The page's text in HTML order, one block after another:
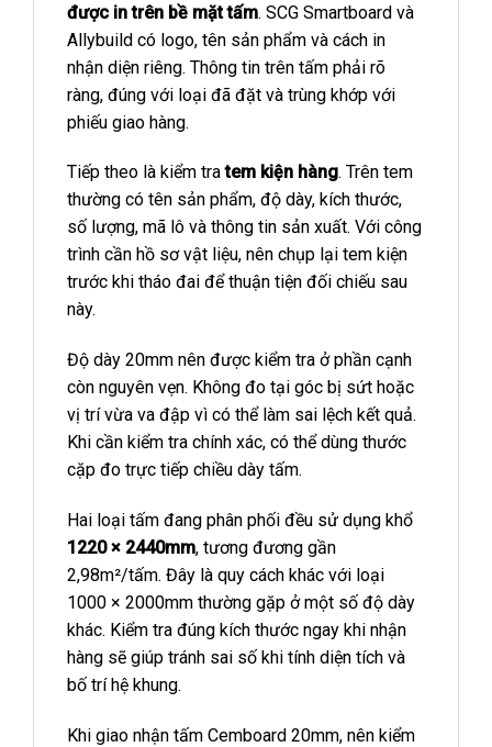
được in trên bề mặt tấm. SCG Smartboard và
Allybuild có logo, tên sản phẩm và cách in
nhận diện riêng. Thông tin trên tấm phải rõ
ràng, đúng với loại đã đặt và trùng khớp với
phiếu giao hàng.
Tiếp theo là kiểm tratem kiện hàng. Trên tem
thường có tên sản phẩm, độ dày, kích thước,
số lượng, mã lô và thông tin sản xuất. Với công
trình cần hồ sơ vật liệu, nên chụp lại tem kiện
trước khi tháo đai để thuận tiện đối chiếu sau
này.
Độ dày 20mm nên được kiểm tra ở phần cạnh
còn nguyên vẹn. Không đo tại góc bị sứt hoặc
vị trí vừa va đập vì có thể làm sai lệch kết quả.
Khi cần kiểm tra chính xác, có thể dùng thước
cặp đo trực tiếp chiều dày tấm.
Hai loại tấm đang phân phối đều sử dụng khổ
1220 × 2440mm, tương đương gần
2,98m²/tấm. Đây là quy cách khác với loại
1000 × 2000mm thường gặp ở một số độ dày
khác. Kiểm tra đúng kích thước ngay khi nhận
hàng sẽ giúp tránh sai số khi tính diện tích và
bố trí hệ khung.
Khi giao nhận tấm Cemboard 20mm, nên kiểm